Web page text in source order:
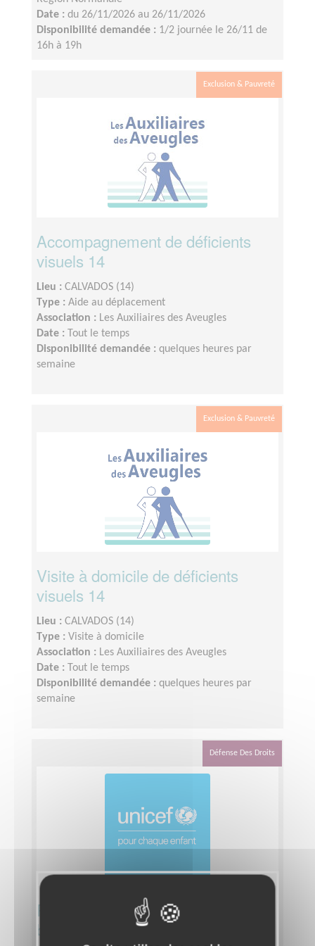
Date : du 26/11/2026 au 26/11/2026
Disponibilité demandée : 1/2 journée le 26/11 de
16h à 19h
Exclusion & Pauvreté
Accompagnement de déficients
visuels 14
Lieu : CALVADOS (14)
Type : Aide au déplacement
Association : Les Auxiliaires des Aveugles
Date :
Tout le temps
Disponibilité demandée : quelques heures par
semaine
Exclusion & Pauvreté
Visite à domicile de déficients
visuels 14
Lieu : CALVADOS (14)
Type : Visite à domicile
Association : Les Auxiliaires des Aveugles
Date :
Tout le temps
Disponibilité demandée : quelques heures par
semaine
Défense Des Droits
Recrutez des équipes de
bénévoles !